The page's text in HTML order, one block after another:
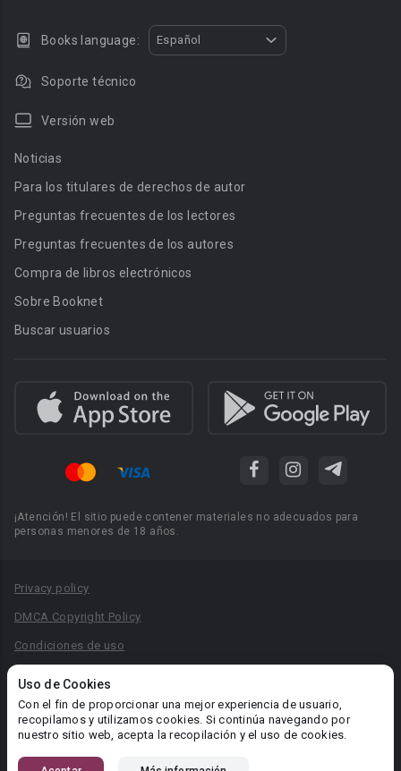
Uso de Cookies
Con el fin de proporcionar una mejor experiencia de usuario,
recopilamos y utilizamos cookies. Si continúa navegando por
nuestro sitio web, acepta la recopilación y el uso de cookies.
Books language: Español
Soporte técnico
Versión web
Noticias
Para los titulares de derechos de autor
Preguntas frecuentes de los lectores
Preguntas frecuentes de los autores
Compra de libros electrónicos
Sobre Booknet
Buscar usuarios
¡Atención! El sitio puede contener materiales no adecuados para
personas menores de 18 años.
Privacy policy
DMCA Copyright Policy
Condiciones de uso
Reglas para la publicación de libros
Área RR.PP.: pr@booknet.com